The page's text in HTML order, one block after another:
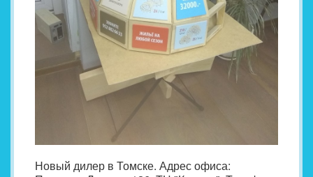
Новый дилер в Томске. Адрес офиса: